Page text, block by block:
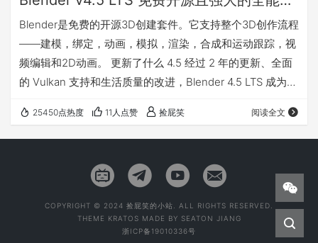
Blender是免费的开源3D创建套件。它支持整个3D创作流程
——建模，绑定，动画，模拟，渲染，合成和运动跟踪，视
频编辑和2D动画。 更新了什么 4.5 经过 2 年的更新、全面
的 Vulkan 支持和生活质量的改进，Blender 4.5 LTS 成为每
功能！官方概述 不到 10 分钟即可掌握 Blender 4.5 LTS 的
功能！ 更多详情请访问官网：点击前往 我有话要说 下载地
25450点热度 11人点赞 捡屁笑 阅读全文
COPYRIGHT © 2024 捡屁笑的小站. ALL RIGHTS RESERVED.
THEME KRATOS MADE BY SEATON JIANG
浙ICP备19010336号